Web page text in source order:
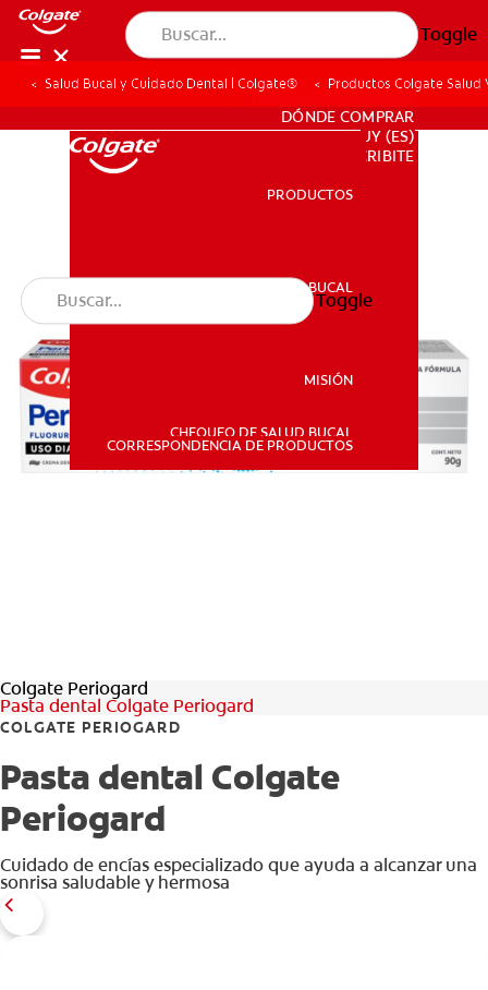
Toggle
SALUD BUCAL
MISIÓN
PARA PROFESIONALES
DÓNDE COMPRAR
UY (ES)
SUSCRIBITE
PRODUCTOS
SALUD BUCAL
MISIÓN
CHEQUEO DE SALUD BUCAL
CORRESPONDENCIA DE PRODUCTOS
Toggle
Salud Bucal y Cuidado Dental | Colgate® Productos Colgate
Colgate Periogard
Pasta dental Colgate Periogard
COLGATE PERIOGARD
Pasta dental Colgate
Periogard
Cuidado de encías especializado que ayuda a alcanzar una
sonrisa saludable y hermosa